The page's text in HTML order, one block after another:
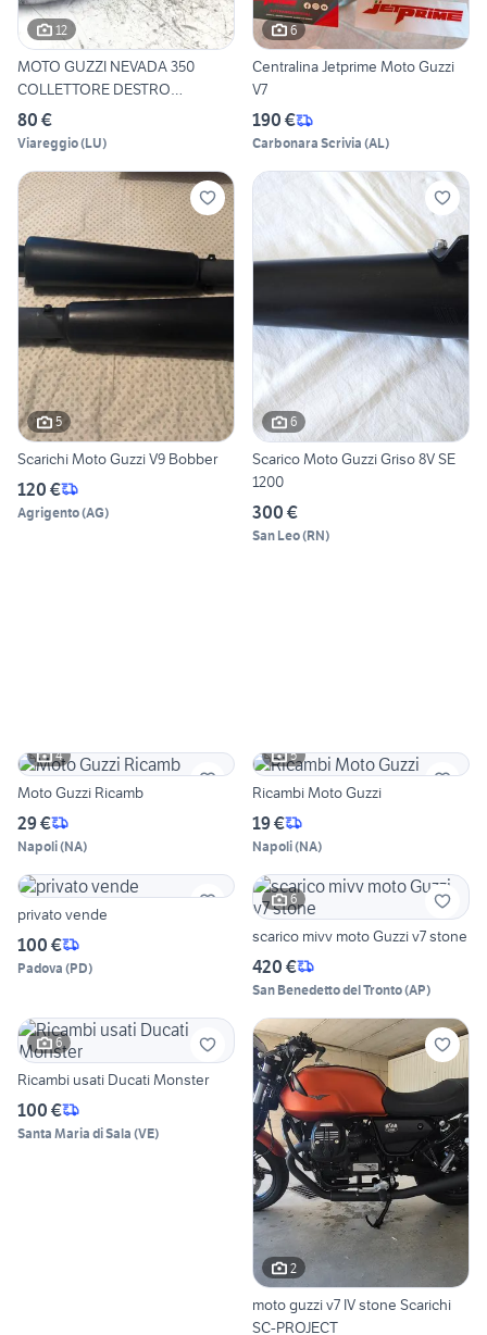
12
MOTO GUZZI NEVADA 350
COLLETTORE DESTRO
SCARICO MA
80 €
Viareggio(LU)
6
Centralina Jetprime Moto Guzzi
V7
190 €
Carbonara Scrivia (AL)
5
Scarichi Moto Guzzi V9 Bobber
120 €
Agrigento(AG)
6
Scarico Moto Guzzi Griso 8V SE
1200
300 €
San Leo(RN)
4
Moto Guzzi Ricamb
29 €
Napoli(NA)
5
Ricambi Moto Guzzi
19 €
Napoli(NA)
privato vende
100 €
Padova (PD)
6
scarico mivv moto Guzzi v7 stone
420 €
San Benedetto del Tronto(AP)
6
Ricambi usati Ducati Monster
100 €
Santa Maria di Sala (VE)
2
moto guzzi v7 IV stone Scarichi
SC-PROJECT